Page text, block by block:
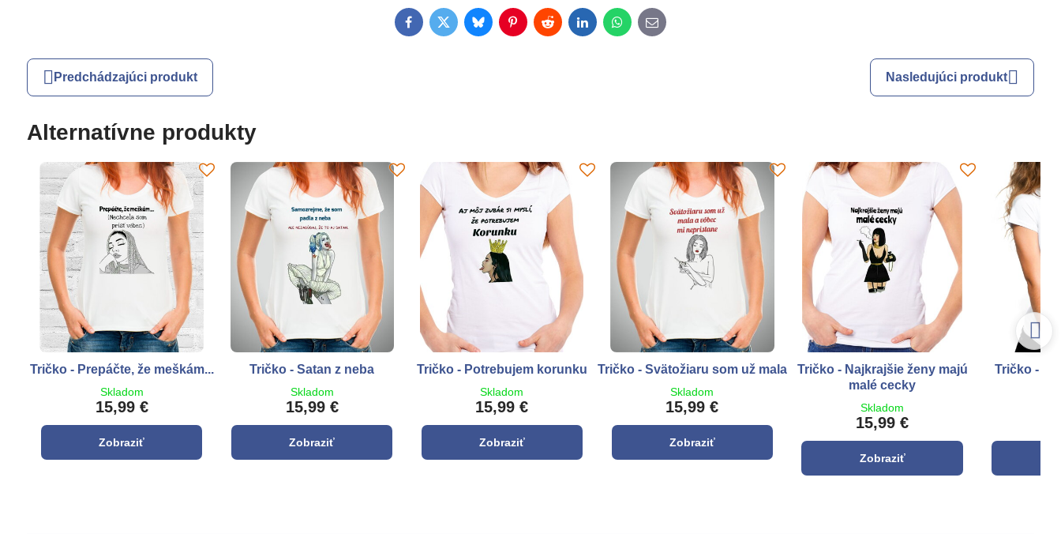
FacebookTwitterBlueskyPinterestRedditLinkedInWhatsApp
E-
mail
Predchádzajúci produkt Nasledujúci produkt
Alternatívne produkty
Tričko - Prepáčte, že meškám...
Skladom
15,99 €
Zobraziť
Tričko - Satan z neba
Skladom
15,99 €
Zobraziť
Tričko - Potrebujem korunku
Skladom
15,99 €
Zobraziť
Tričko - Svätožiaru som už mala
Skladom
15,99 €
Zobraziť
Tričko - Najkrajšie ženy majú
malé cecky
Skladom
15,99 €
Zobraziť
Tričko -